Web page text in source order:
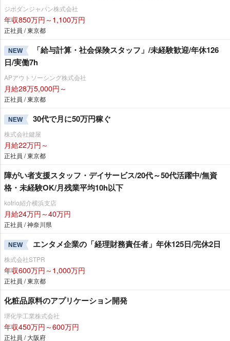
ジボダンジャパン株式会社
年収850万円～1,100万円
正社員 / 東京都
NEW
「給与計算・社会保険スタッフ」/未経験歓迎/年休126
日/実働7h
APアウトソーシング株式会社
月給28万5,000円～
正社員 / 東京都
NEW 30代で月に50万円稼ぐ
株式会社鍵屋
月給22万円～
正社員 / 東京都
障がい者支援スタッフ・デイサービス/20代～50代活躍中/無資
格・未経験OK/月残業平均10h以下
kotrio紹介横浜支店
月給24万円～40万円
正社員 / 神奈川県
NEW エンタメ企業の「経理財務責任者」年休125日/完休2日
株式会社STPR
年収600万円～1,000万円
正社員 / 東京都
化粧品原料のアプリケーション開発
堺化学工業株式会社
年収450万円～600万円
正社員 / 大阪府